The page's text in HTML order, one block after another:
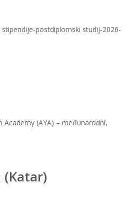
postdiplomski studij-2026-
(AYA) – međunarodni,